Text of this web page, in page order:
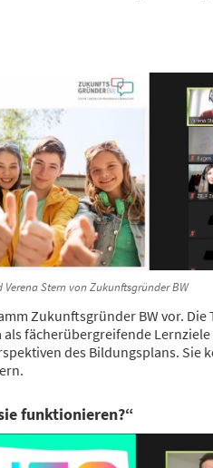
Stern von Zukunftsgründer BW
Zukunftsgründer BW vor.
als fächerübergreifende
des Bildungsplans. Sie
funktionieren?“